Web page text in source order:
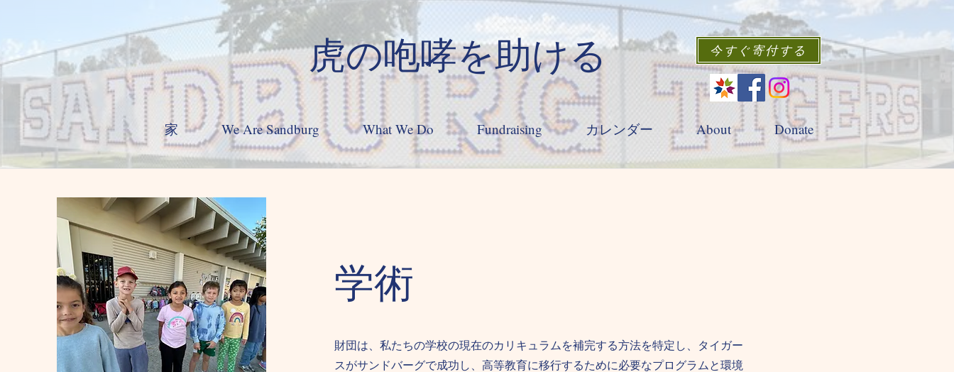
虎の咆哮を助ける 今すぐ寄付する
家 We Are Sandburg What We Do Fundraising カレンダー About Donate
学術
財団は、私たちの学校の現在のカリキュラムを補完する方法を特定し、タイガー
スがサンドバーグで成功し、高等教育に移行するために必要なプログラムと環境